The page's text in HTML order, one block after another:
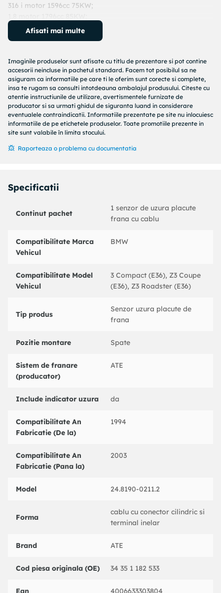
316 i motor 1596cc 75KW;
An: 1995 - 1998
Cod produs:
Denumire produs:senzor placute frana
Specificatii produs:
Tip frina : frana disc
Lungime contact avertizare [mm] : 840
Numar bucati necesare : 1
Partea de montare : puntea spate
Coduri echivalente:
BENDIX : 581374B
BOSCH : 1987474956
DELPHI : LZ0135
FERODO : FWI254
FTE : BZ1027W
HELLA PAGID : 8DK355250291
JURID : 581374J
MGA : TU107
NK : 280073
QUINTON HAZELL : BZF5039
TEXTAR : 98020800
TEXTAR : 96990020801
Afisati mai multe
Imaginile produselor sunt afisate cu titlu de prezentare si pot contine
accesorii neincluse in pachetul standard. Facem tot posibilul sa ne
asiguram ca informatiile pe care ti le oferim sunt corecte si complete,
insa te rugam sa consulti intotdeauna ambalajul produsului. Citeste cu
atentie instructiunile de utilizare, avertismentele furnizate de
producator si sa urmati ghidul de siguranta luand in considerare
eventualele contraindicatii. Informatiile prezentate pe site nu inlocuiesc
informatiile de pe etichetele produselor. Toate promotiile prezente in
site sunt valabile în limita stocului.
Raporteaza o problema cu documentatia
Specificatii
Continut pachet
1 senzor de uzura placute
frana cu cablu
Compatibilitate Marca
Vehicul
BMW
Compatibilitate Model
Vehicul
3 Compact (E36), Z3 Coupe
(E36), Z3 Roadster (E36)
Tip produs
Senzor uzura placute de
frana
Pozitie montare Spate
Sistem de franare
(producator)
ATE
Include indicator uzura da
Compatibilitate An
Fabricatie (De la)
1994
Compatibilitate An
Fabricatie (Pana la)
2003
Model 24.8190-0211.2
Forma
cablu cu conector cilindric si
terminal inelar
Brand ATE
Cod piesa originala (OE) 34 35 1 182 533
Ean 4006633303804